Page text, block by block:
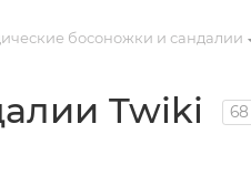
босоножки и сандалии
Twiki 68